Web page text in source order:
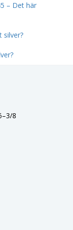
– Det här
silver?
8